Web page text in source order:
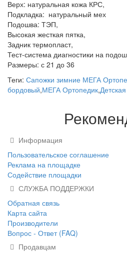
Верх: натуральная кожа КРС,
Подкладка: натуральный мех
Подошва: ТЭП,
Высокая жесткая пятка,
Задник термопласт,
Тест-система диагностики на
Размеры: с 21 до 36
Теги: Сапожки зимние МЕГА
бордовый,МЕГА Ортопедик,
Информация
Пользовательское соглашение
Реклама на площадке
Содействие площадки
СЛУЖБА ПОДДЕРЖКИ
Обратная связь
Карта сайта
Производители
Вопрос - Ответ (FAQ)
Продавцам